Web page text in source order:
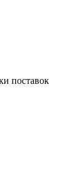
поставок